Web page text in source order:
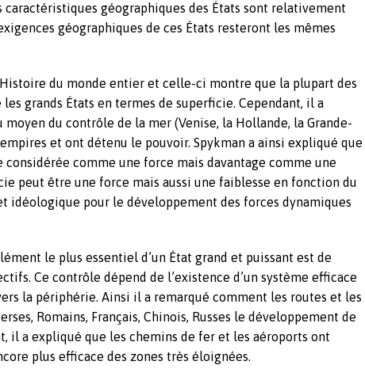
caractéristiques géographiques des États sont relativement
géographiques de ces États resteront les mêmes
du monde entier et celle-ci montre que la plupart des
grands États en termes de superficie. Cependant, il a
du contrôle de la mer (Venise, la Hollande, la Grande-
et ont détenu le pouvoir. Spykman a ainsi expliqué que
comme une force mais davantage comme une
peut être une force mais aussi une faiblesse en fonction du
idéologique pour le développement des forces dynamiques
le plus essentiel d’un État grand et puissant est de
Ce contrôle dépend de l’existence d’un système efficace
la périphérie. Ainsi il a remarqué comment les routes et les
Romains, Français, Chinois, Russes le développement de
il a expliqué que les chemins de fer et les aéroports ont
plus efficace des zones très éloignées.